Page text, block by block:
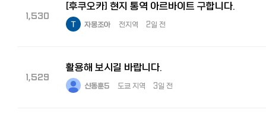
1,530
[후쿠오카] 현지 통역 아르바이트 구합니다.
자몽조아 전지역 2일 전
1,529
활용해 보시길 바랍니다.
신동훈5 도쿄 지역 3일 전